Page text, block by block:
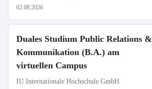
02.08.2026
Duales Studium Public Relations &
Kommunikation (B.A.) am
virtuellen Campus
IU Internationale Hochschule GmbH